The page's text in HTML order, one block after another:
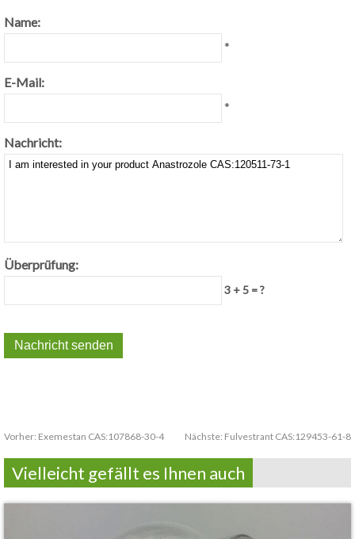
Name:
*
E-Mail:
*
Nachricht:
Überprüfung:
3 + 5 = ?
Vorher: Exemestan CAS:107868-30-4 Nächste: Fulvestrant CAS:129453-61-8
Vielleicht gefällt es Ihnen auch